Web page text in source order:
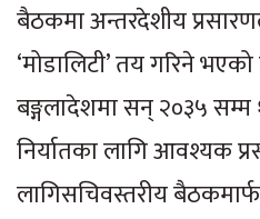
बैठकमा अन्तरदेशीय
‘मोडालिटी’ तय गरिने
बङ्गलादेशमा सन् २०३५ सम्म
निर्यातका लागि आवश्यक
लागिसचिवस्तरीय